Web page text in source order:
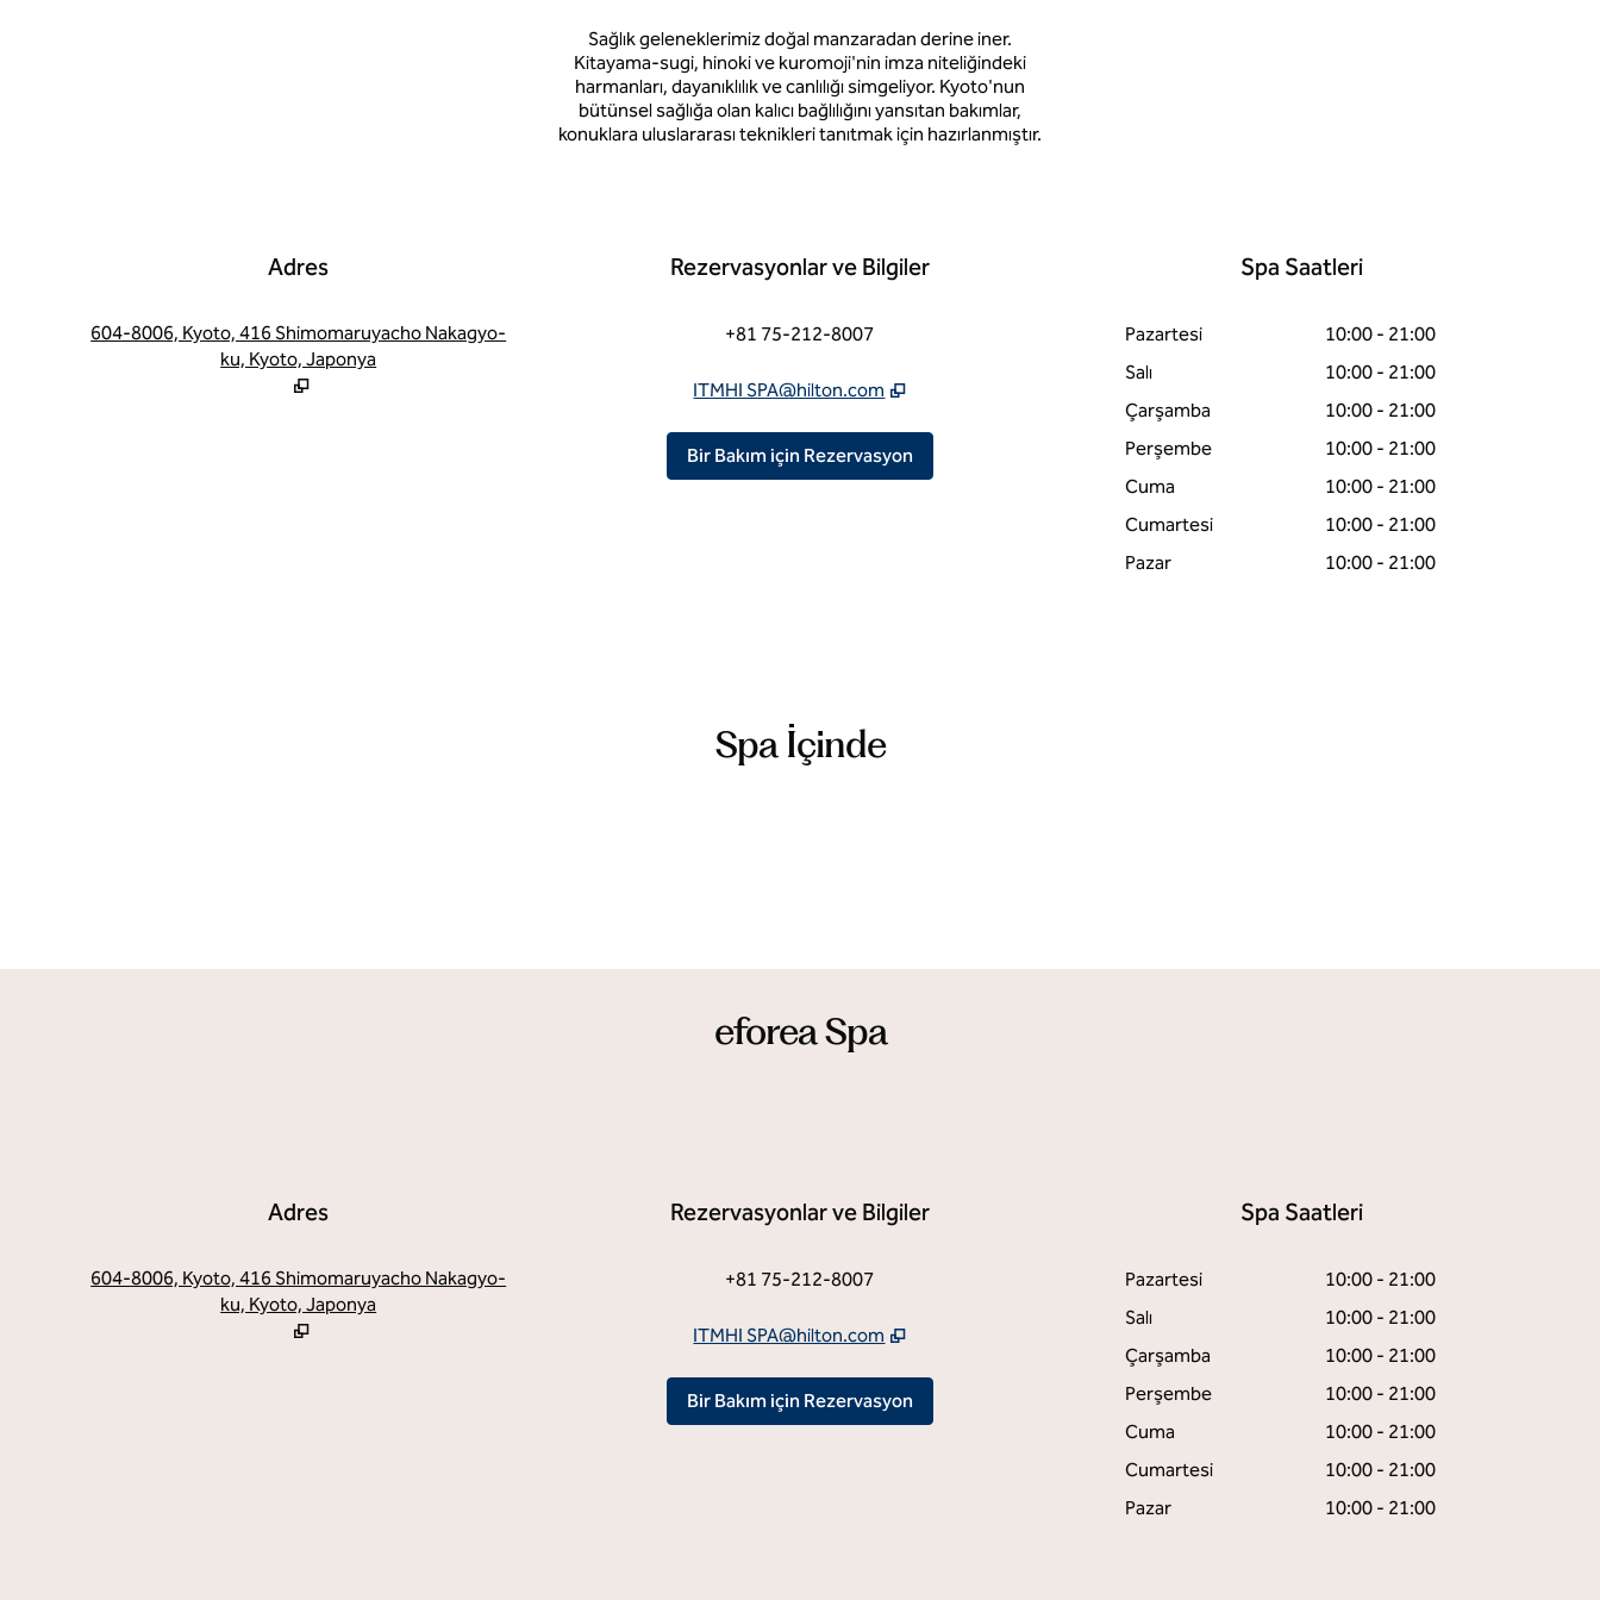
Sağlık geleneklerimiz doğal manzaradan derine iner.
Kitayama-sugi, hinoki ve kuromoji'nin imza niteliğindeki
harmanları, dayanıklılık ve canlılığı simgeliyor. Kyoto'nun
bütünsel sağlığa olan kalıcı bağlılığını yansıtan bakımlar,
konuklara uluslararası teknikleri tanıtmak için hazırlanmıştır.
Adres
604-8006, Kyoto, 416 Shimomaruyacho Nakagyo-
Rezervasyonlar ve Bilgiler
Telefon Numarası
+81 75-212-8007
ITMHI SPA@hilton.com
Bir Bakım için RezervasyonYaptırın, Yeni bir sekme açar
Spa Saatleri
Pazartesi
10:00 - 21:00
Salı
10:00 - 21:00
Çarşamba
10:00 - 21:00
Perşembe
10:00 - 21:00
Cuma
10:00 - 21:00
Cumartesi
10:00 - 21:00
Pazar
10:00 - 21:00
Spa İçinde
eforea Spa
Adres
604-8006, Kyoto, 416 Shimomaruyacho Nakagyo-
Rezervasyonlar ve Bilgiler
Telefon Numarası
+81 75-212-8007
ITMHI SPA@hilton.com
Bir Bakım için RezervasyonYaptırın, Yeni bir sekme açar
Spa Saatleri
Pazartesi
10:00 - 21:00
Salı
10:00 - 21:00
Çarşamba
10:00 - 21:00
Perşembe
10:00 - 21:00
Cuma
10:00 - 21:00
Cumartesi
10:00 - 21:00
Pazar
10:00 - 21:00